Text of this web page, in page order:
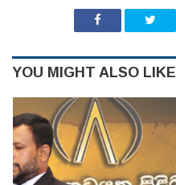
YOU MIGHT ALSO LIKE